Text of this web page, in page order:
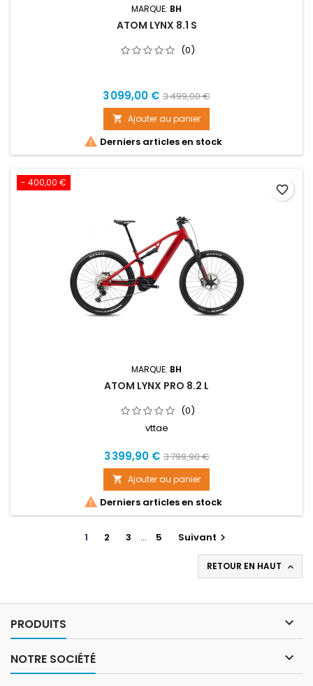
MARQUE: BH
ATOM LYNX 8.1 S
(0)
Prix
3 099,00 € Prix
base
3 499,00 €
 Ajouter au panier
 Derniers articles en stock
- 400,00 €
MARQUE: BH
ATOM LYNX PRO 8.2 L
(0)
vttae
Prix
3 399,90 € Prix
base
3 799,90 €
 Ajouter au panier
 Derniers articles en stock
favorite_border
1 2 3 … 5 Suivant 
RETOUR EN HAUT 
PRODUITS 
NOTRE SOCIÉTÉ 